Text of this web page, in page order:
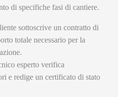
di specifiche fasi di cantiere.
sottoscrive un contratto di
totale necessario per la
esperto verifica
e redige un certificato di stato